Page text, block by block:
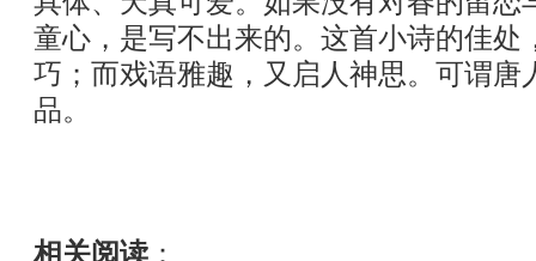
童心，是写不出来的。这首小诗的佳处
巧；而戏语雅趣，又启人神思。可谓唐
品。
相关阅读 ：